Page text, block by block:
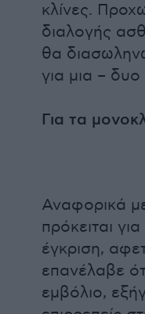
κλίνες.
διαλογής
θα
για μια –
Για τα
Αναφορικά
πρόκειται
έγκριση,
επανέλαβε
εμβόλιο,